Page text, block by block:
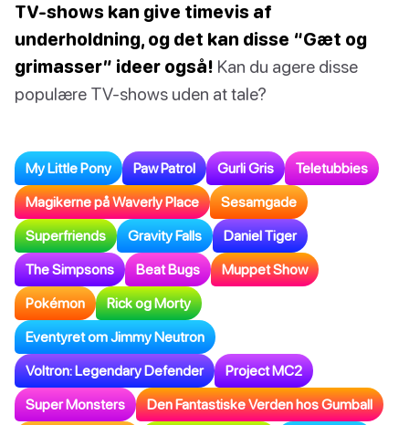
TV-shows kan give timevis af
underholdning, og det kan disse “Gæt og
grimasser” ideer også! Kan du agere disse
populære TV-shows uden at tale?
My Little Pony Paw Patrol Gurli Gris Teletubbies
Magikerne på Waverly Place Sesamgade
Superfriends Gravity Falls Daniel Tiger
The Simpsons Beat Bugs Muppet Show
Pokémon Rick og Morty
Eventyret om Jimmy Neutron
Voltron: Legendary Defender Project MC2
Super Monsters Den Fantastiske Verden hos Gumball